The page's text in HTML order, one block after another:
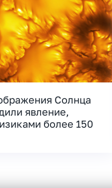
Солнца
явление,
более 150